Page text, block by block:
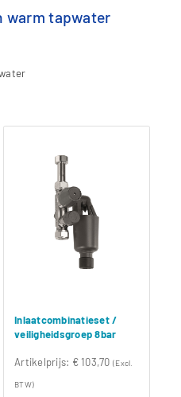
warm tapwater
Inlaatcombinatieset /
veiligheidsgroep 8bar
Artikelprijs: € 103,70 (Excl.
BTW)